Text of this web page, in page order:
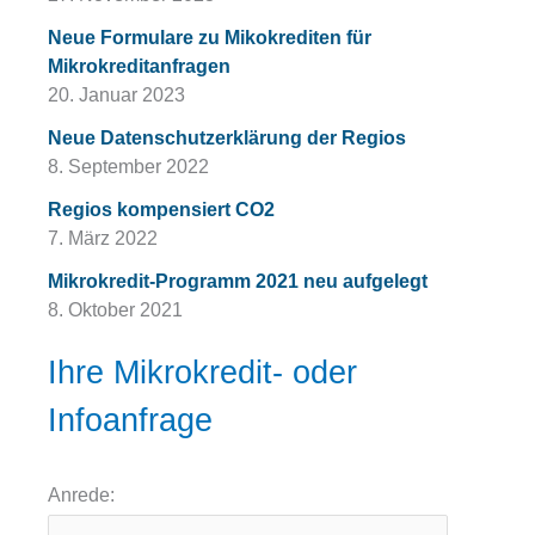
Neue Formulare zu Mikokrediten für
Mikrokreditanfragen
20. Januar 2023
Neue Datenschutzerklärung der Regios
8. September 2022
Regios kompensiert CO2
7. März 2022
Mikrokredit-Programm 2021 neu aufgelegt
8. Oktober 2021
Ihre Mikrokredit- oder
Infoanfrage
Anrede: